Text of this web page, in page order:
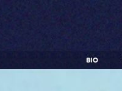
BIO